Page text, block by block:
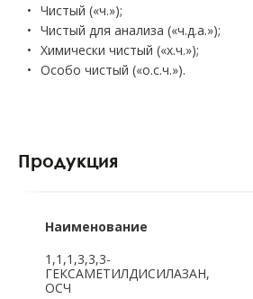
Чистый («ч.»);
Чистый для анализа («ч.д.а.»);
Химически чистый («х.ч.»);
Особо чистый («о.с.ч.»).
Продукция
Русский алфавит:
И К
Наименование
1,1,1,3,3,3-
ГЕКСАМЕТИЛДИСИЛАЗАН,
ОСЧ